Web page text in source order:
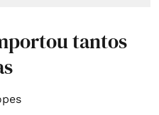
tantos